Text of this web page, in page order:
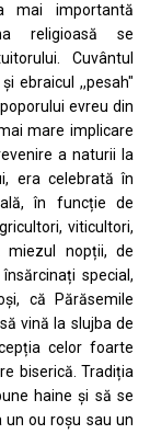
mai importantă
religioasă se
Cuvântul
ebraicul ,,pesah"
evreu din
mare implicare
a naturii la
era celebrată în
în funcție de
viticultori,
miezul nopții, de
special,
că Părăsemile
vină la slujba de
celor foarte
biserică. Tradiția
haine și să se
ou roșu sau un